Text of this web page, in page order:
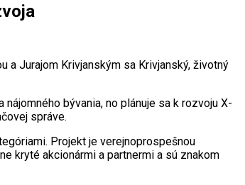
a Jurajom Krivjanským sa Krivjanský, životný
bývania, no plánuje sa k rozvoju X-
správe.
Projekt je verejnoprospešnou
kryté akcionármi a partnermi a sú znakom